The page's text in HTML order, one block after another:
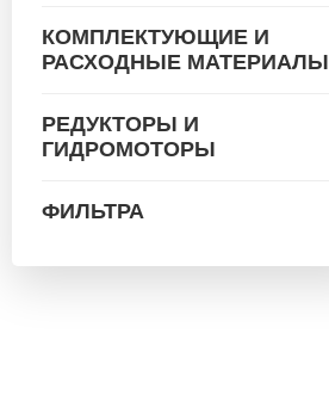
КОМПЛЕКТУЮЩИЕ И
РАСХОДНЫЕ МАТЕРИАЛЫ
РЕДУКТОРЫ И
ГИДРОМОТОРЫ
ФИЛЬТРА